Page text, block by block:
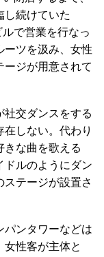
し続けていた
で営業を行なっ
ーツを汲み、女性
ージが用意されて
社交ダンスをする
しない。代わり
きな曲を歌える
ドルのようにダン
テージが設置さ
パンタワーなどは
女性客が主体と